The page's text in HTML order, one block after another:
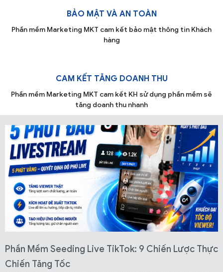
BẢO MẬT VÀ AN TOÀN
Phần mềm Marketing MKT cam kết bảo mật thông tin Khách
hàng
CAM KẾT TĂNG DOANH THU
Phần mềm Marketing MKT cam kết KH sử dụng phần mềm sẽ
tăng doanh thu nhanh
Phần Mềm Seeding Live TikTok: 9 Chiến Lược Thực
Chiến Tăng Tốc